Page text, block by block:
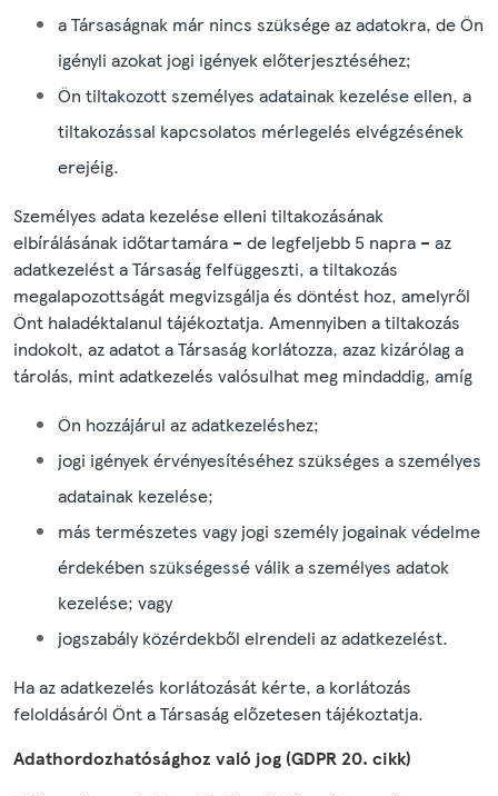
a Társaságnak már nincs szüksége az adatokra, de Ön
igényli azokat jogi igények előterjesztéséhez;
Ön tiltakozott személyes adatainak kezelése ellen, a
tiltakozással kapcsolatos mérlegelés elvégzésének
erejéig.
Személyes adata kezelése elleni tiltakozásának
elbírálásának időtartamára – de legfeljebb 5 napra – az
adatkezelést a Társaság felfüggeszti, a tiltakozás
megalapozottságát megvizsgálja és döntést hoz, amelyről
Önt haladéktalanul tájékoztatja. Amennyiben a tiltakozás
indokolt, az adatot a Társaság korlátozza, azaz kizárólag a
tárolás, mint adatkezelés valósulhat meg mindaddig, amíg
Ön hozzájárul az adatkezeléshez;
jogi igények érvényesítéséhez szükséges a személyes
adatainak kezelése;
más természetes vagy jogi személy jogainak védelme
érdekében szükségessé válik a személyes adatok
kezelése; vagy
jogszabály közérdekből elrendeli az adatkezelést.
Ha az adatkezelés korlátozását kérte, a korlátozás
feloldásáról Önt a Társaság előzetesen tájékoztatja.
Adathordozhatósághoz való jog (GDPR 20. cikk)